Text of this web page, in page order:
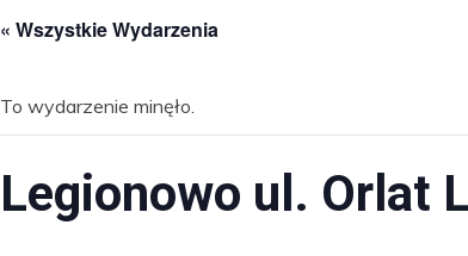
« Wszystkie Wydarzenia
To wydarzenie minęło.
Legionowo ul. Orlat